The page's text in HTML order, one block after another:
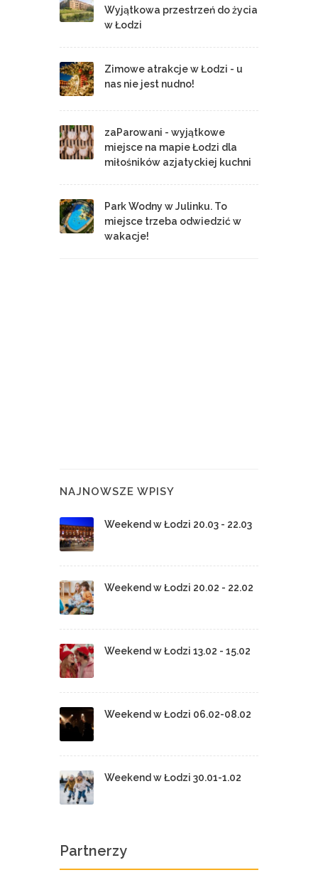
Wyjątkowa przestrzeń do życia
w Łodzi
Zimowe atrakcje w Łodzi - u
nas nie jest nudno!
zaParowani - wyjątkowe
miejsce na mapie Łodzi dla
miłośników azjatyckiej kuchni
Park Wodny w Julinku. To
miejsce trzeba odwiedzić w
wakacje!
NAJNOWSZE WPISY
Weekend w Łodzi 20.03 - 22.03
Weekend w Łodzi 20.02 - 22.02
Weekend w Łodzi 13.02 - 15.02
Weekend w Łodzi 06.02-08.02
Weekend w Łodzi 30.01-1.02
Partnerzy